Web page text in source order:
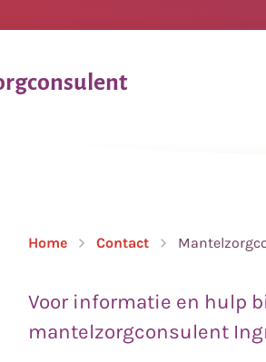
Home Contact
Voor informatie en hulp
mantelzorgconsulent